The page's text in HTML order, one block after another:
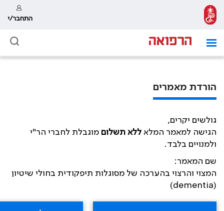
התחבר/י
הורדת מאמרים
גולשים יקרים,
הגישה למאמר המלא ללא תשלום מוגבלת לחברי הר"י
ולמנויים בלבד.
שם המאמר:
המצוי והרצוי בהערכה של מסוגלות תיפקודית בחולי שיטיון
(dementia)